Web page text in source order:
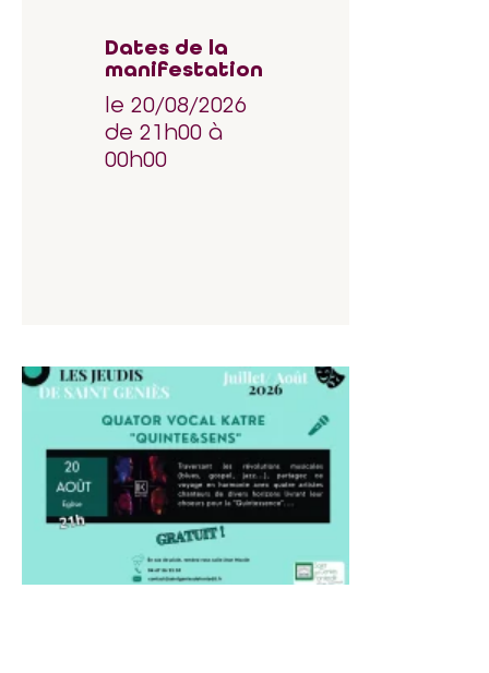
Dates de la
manifestation
le 20/08/2026
de 21h00 à
00h00